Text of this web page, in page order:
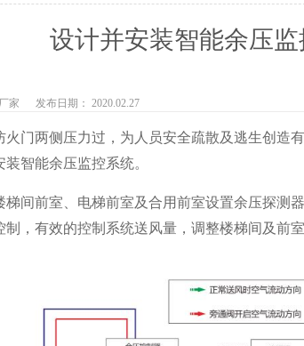
设计并安装智能余压
家 发布日期： 2020.02.27
火门两侧压力过，为人员安全疏散及逃生创造
智能余压监控系统。
间前室、电梯前室及合用前室设置余压探测
，有效的控制系统送风量，调整楼梯间及前室